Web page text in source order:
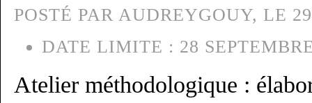
POSTÉ PAR AUDREYGOUY, LE
DATE LIMITE : 28
Atelier méthodologique :